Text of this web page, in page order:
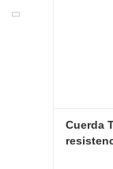
Cuerda